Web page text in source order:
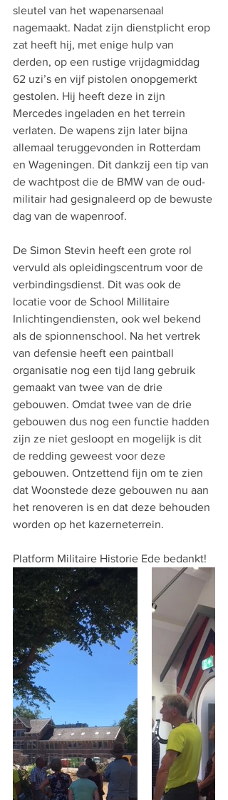
sleutel van het wapenarsenaal
nagemaakt. Nadat zijn dienstplicht erop
zat heeft hij, met enige hulp van
derden, op een rustige vrijdagmiddag
62 uzi’s en vijf pistolen onopgemerkt
gestolen. Hij heeft deze in zijn
Mercedes ingeladen en het terrein
verlaten. De wapens zijn later bijna
allemaal teruggevonden in Rotterdam
en Wageningen. Dit dankzij een tip van
de wachtpost die de BMW van de oud-
militair had gesignaleerd op de bewuste
dag van de wapenroof.
De Simon Stevin heeft een grote rol
vervuld als opleidingscentrum voor de
verbindingsdienst. Dit was ook de
locatie voor de School Millitaire
Inlichtingendiensten, ook wel bekend
als de spionnenschool. Na het vertrek
van defensie heeft een paintball
organisatie nog een tijd lang gebruik
gemaakt van twee van de drie
gebouwen. Omdat twee van de drie
gebouwen dus nog een functie hadden
zijn ze niet gesloopt en mogelijk is dit
de redding geweest voor deze
gebouwen. Ontzettend fijn om te zien
dat Woonstede deze gebouwen nu aan
het renoveren is en dat deze behouden
worden op het kazerneterrein.
Platform Militaire Historie Ede bedankt!